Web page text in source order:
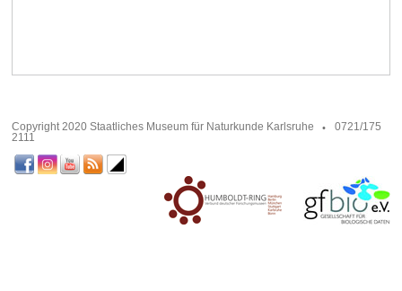
Copyright 2020 Staatliches Museum für Naturkunde Karlsruhe
0721/175
2111